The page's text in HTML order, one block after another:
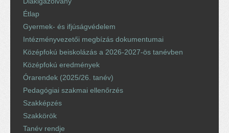
Étlap
Gyermek- és ifjúságvédelem
Intézményvezetői megbízás dokumentumai
Középfokú beiskolázás a 2026-2027-ös tanévben
Középfokú eredmények
Órarendek (2025/26. tanév)
Pedagógiai szakmai ellenőrzés
Szakképzés
Szakkörök
Tanév rendje